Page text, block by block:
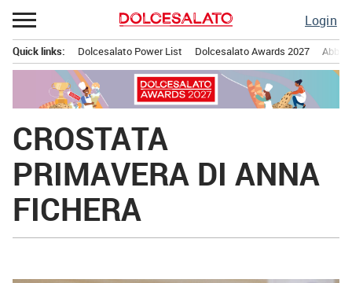
Passa
al
contenuto
Login
principale
Quick links: Dolcesalato Power List Dolcesalato Awards 2027
CROSTATA
PRIMAVERA DI ANNA
FICHERA